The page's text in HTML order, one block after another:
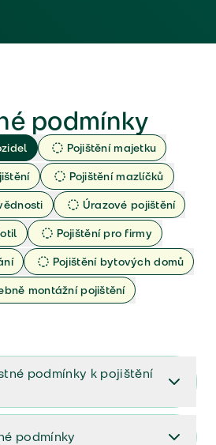
podmínky
Pojištění majetku
Pojištění mazlíčků
Úrazové pojištění
Pojištění pro firmy
Pojištění bytových domů
montážní pojištění
podmínky k pojištění
podmínky a vše důležité ke
podmínky